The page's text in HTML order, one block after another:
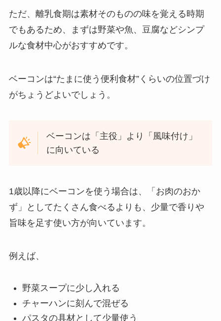
ただ、離乳食期は素材そのものの味を覚える時期
でもあるため、まずは野菜や魚、豆腐などシンプ
ルな食材中心がおすすめです。
ベーコンは“たまに使う便利食材”くらいの位置づけ
がちょうどよいでしょう。
ベーコンは「主役」より「風味付け」
に向いている
1歳以降にベーコンを使う場合は、「お肉のおか
ず」としてたくさん食べるよりも、少量で香りや
旨味を足す使い方が向いています。
例えば、
野菜スープに少し入れる
チャーハンに刻んで混ぜる
パスタの具材として少量使う